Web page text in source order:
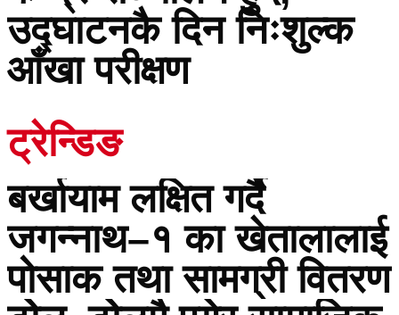
उद्घाटनकै दिन निःशुल्क
आँखा परीक्षण
ट्रेन्डिङ
बर्खायाम लक्षित गर्दै
जगन्नाथ–१ का खेतालालाई
पोसाक तथा सामग्री वितरण